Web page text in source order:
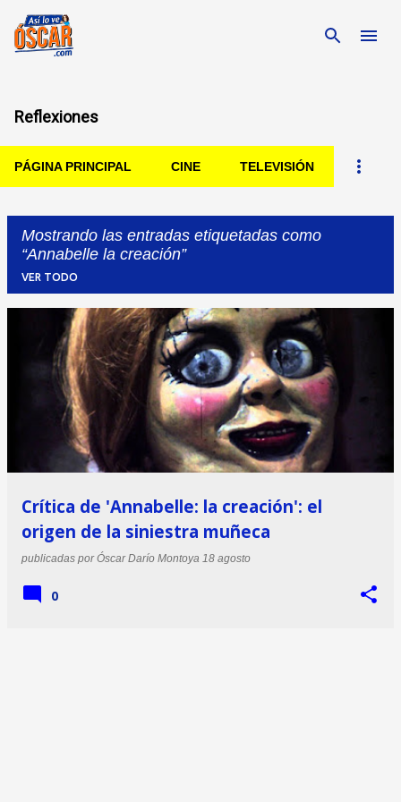
Reflexiones
PÁGINA PRINCIPAL CINE TELEVISIÓN
Mostrando las entradas etiquetadas como
Annabelle la creación
VER TODO
Entradas
Crítica de 'Annabelle: la creación': el
origen de la siniestra muñeca
publicadas porÓscar Darío Montoya 18 agosto
0